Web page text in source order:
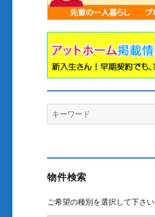
Search
for:
物件検索
ご希望の種別を選択して下さい